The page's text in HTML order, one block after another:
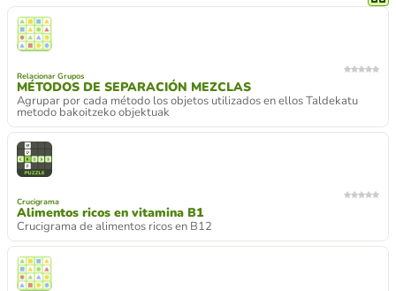
Relacionar Grupos
MÉTODOS DE SEPARACIÓN MEZCLAS
Agrupar por cada método los objetos utilizados en ellos Taldekatu
metodo bakoitzeko objektuak
Crucigrama
Alimentos ricos en vitamina B1
Crucigrama de alimentos ricos en B12